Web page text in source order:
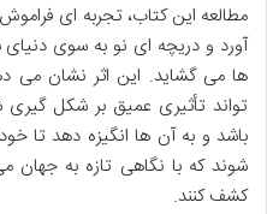
مطالعه این کتاب، تجربه ای
آورد و دریچه ای نو به سوی
ها می گشاید. این اثر نشان می
تواند تأثیری عمیق بر شکل
باشد و به آن ها انگیزه دهد تا
شوند که با نگاهی تازه به جهان
کشف کنند.